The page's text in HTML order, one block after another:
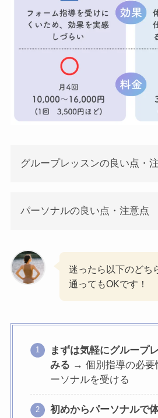
グループレッスンの良い点・
パーソナルの良い点・注意点
迷ったら以下のどち
通ってもOKです！
まずは気軽にグループ
みる → 個別指導の必要
ーソナルを受ける
初めからパーソナルで